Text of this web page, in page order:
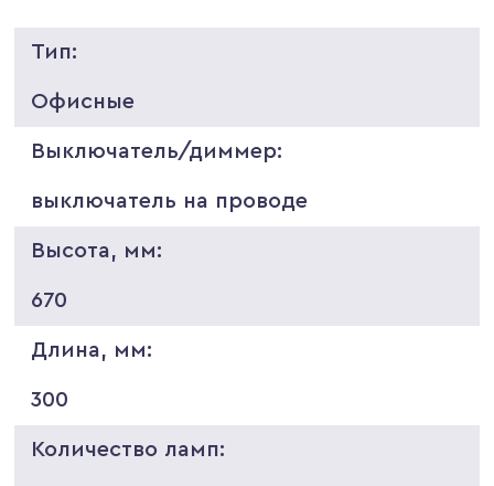
Тип:
Офисные
Выключатель/диммер:
выключатель на проводе
Высота, мм:
670
Длина, мм:
300
Количество ламп: